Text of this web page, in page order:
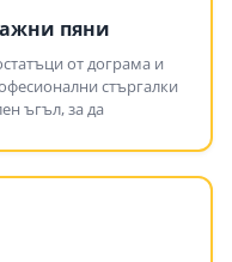
пяни
от дограма и
стъргалки
ъгъл, за да